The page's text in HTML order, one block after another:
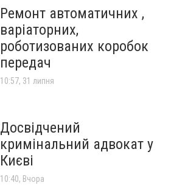
Ремонт автоматичних ,
варіаторних,
роботизованих коробок
передач
10:57, 31 липня
Досвідчений
кримінальний адвокат у
Києві
10:40, Вчора